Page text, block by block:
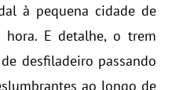
à pequena cidade de
E detalhe, o trem
desfiladeiro passando
ao longo de